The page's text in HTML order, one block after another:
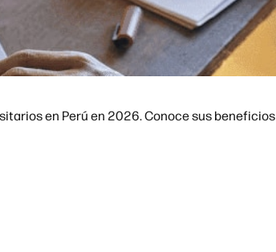
en Perú en 2026. Conoce sus